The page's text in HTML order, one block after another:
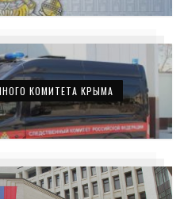
КОМИТЕТА КРЫМА